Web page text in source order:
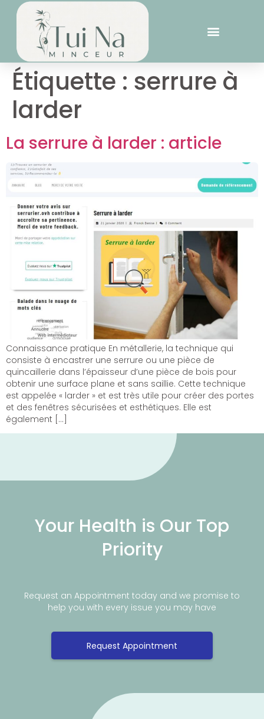
Étiquette : serrure à
larder
La serrure à larder : article
Connaissance pratique En métallerie, la technique qui
consiste à encastrer une serrure ou une pièce de
quincaillerie dans l’épaisseur d’une pièce de bois pour
obtenir une surface plane et sans saillie. Cette technique
est appelée « larder » et est très utile pour créer des portes
et des fenêtres sécurisées et esthétiques. Elle est
également […]
Your Health is Our Top
Priority
Request an Appointment today and we promise to
help you with every issue you may have
Request Appointment